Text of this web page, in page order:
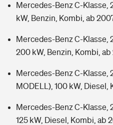
Mercedes-Benz C-Klasse,
kW, Benzin, Kombi, ab
Mercedes-Benz C-Klasse,
200 kW, Benzin, Kombi,
Mercedes-Benz C-Klasse,
MODELL), 100 kW, Diesel,
Mercedes-Benz C-Klasse,
125 kW, Diesel, Kombi, ab